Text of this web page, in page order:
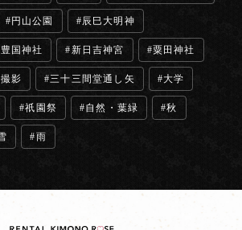
円山公園 辰巳大明神
豊国神社 新日吉神宮 粟田神社
影 三十三間堂通し矢 大学
祇園祭 自然・葉緑 秋
雨